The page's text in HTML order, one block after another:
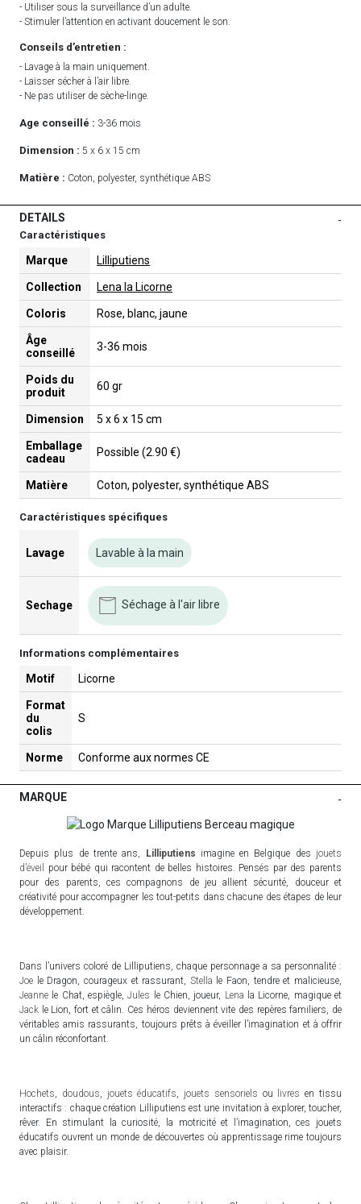
- Utiliser sous la surveillance d’un adulte.
- Stimuler l’attention en activant doucement le son.
Conseils d’entretien :
- Lavage à la main uniquement.
- Laisser sécher à l’air libre.
- Ne pas utiliser de sèche-linge.
Age conseillé : 3-36 mois
Dimension : 5 x 6 x 15 cm
Matière : Coton, polyester, synthétique ABS
DETAILS -
Caractéristiques
Marque Lilliputiens
Collection Lena la Licorne
Coloris Rose, blanc, jaune
Âge
conseillé
3-36 mois
Poids du
produit
60 gr
Dimension 5 x 6 x 15 cm
Emballage
cadeau
Possible (2.90 €)
Matière Coton, polyester, synthétique ABS
Caractéristiques spécifiques
Lavage Lavable à la main
Sechage Séchage à l'air libre
Informations complémentaires
Motif Licorne
Format
du
colis
S
Norme Conforme aux normes CE
MARQUE -
Depuis plus de trente ans, Lilliputiens imagine en Belgique des jouets
d’éveil
pour bébé qui racontent de belles histoires. Pensés par des parents
pour des parents, ces compagnons de jeu allient sécurité, douceur et
créativité pour accompagner les tout-petits dans chacune des étapes de leur
développement.
Dans l’univers coloré de Lilliputiens, chaque personnage a sa personnalité :
Joe le Dragon, courageux et rassurant, Stella le Faon, tendre et malicieuse,
Jeanne le Chat, espiègle,Jules le Chien, joueur, Lena la Licorne, magique et
Jack le Lion, fort et câlin. Ces héros deviennent vite des repères familiers, de
véritables amis rassurants, toujours prêts à éveiller l’imagination et à offrir
un câlin réconfortant.
Hochets doudous jouets éducatifs jouets sensoriels ou livres en tissu
interactifs : chaque création Lilliputiens est une invitation à explorer, toucher,
rêver. En stimulant la curiosité, la motricité et l’imagination, ces jouets
éducatifs ouvrent un monde de découvertes où apprentissage rime toujours
avec plaisir.